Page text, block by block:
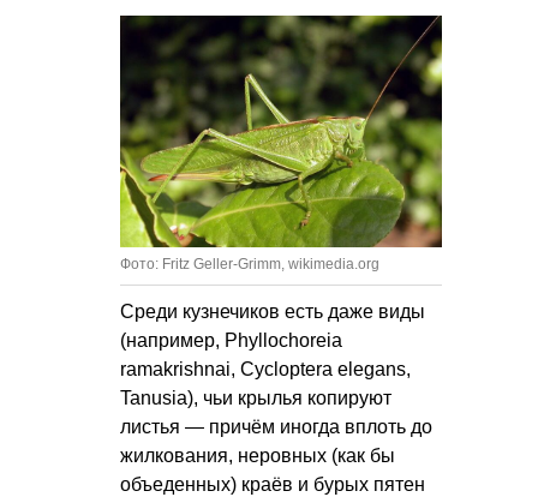
Фото: Fritz Geller-Grimm, wikimedia.org
Среди кузнечиков есть даже виды
(например, Phyllochoreia
ramakrishnai, Cycloptera elegans,
Tanusia), чьи крылья копируют
листья — причём иногда вплоть до
жилкования, неровных (как бы
объеденных) краёв и бурых пятен